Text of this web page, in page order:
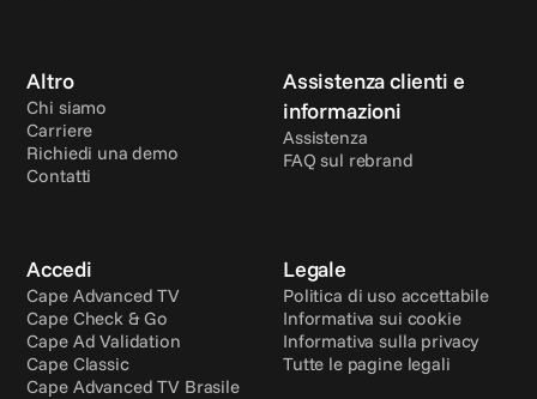
Altro
Chi siamo
Carriere
Richiedi una demo
Contatti
Assistenza clienti e
informazioni
Assistenza
FAQ sul rebrand
Accedi
Cape Advanced TV
Cape Check & Go
Cape Ad Validation
Cape Classic
Cape Advanced TV Brasile
Legale
Politica di uso accettabile
Informativa sui cookie
Informativa sulla privacy
Tutte le pagine legali